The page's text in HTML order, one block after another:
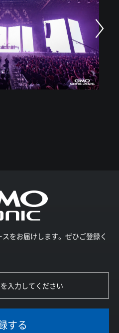
をお届けします。ぜひご登録く
する